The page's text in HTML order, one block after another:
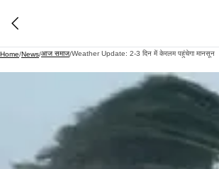
Home/News/आज समाज/Weather Update: 2-3 दिन में केरलम पहुंचेगा मानसून